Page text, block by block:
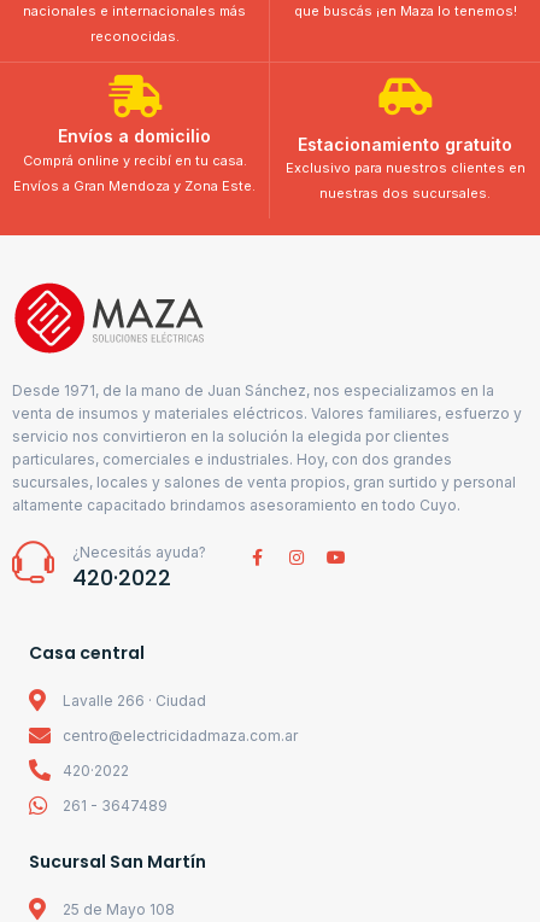
nacionales e internacionales más
reconocidas.
que buscás ¡en Maza lo tenemos!
Envíos a domicilio
Comprá online y recibí en tu casa.
Envíos a Gran Mendoza y Zona Este.
Estacionamiento gratuito
Exclusivo para nuestros clientes en
nuestras dos sucursales.
Desde 1971, de la mano de Juan Sánchez, nos especializamos en la
venta de insumos y materiales eléctricos. Valores familiares, esfuerzo y
servicio nos convirtieron en la solución la elegida por clientes
particulares, comerciales e industriales. Hoy, con dos grandes
sucursales, locales y salones de venta propios, gran surtido y personal
altamente capacitado brindamos asesoramiento en todo Cuyo.
¿Necesitás ayuda?
420·2022
Casa central
Lavalle 266 · Ciudad
centro@electricidadmaza.com.ar
420·2022
261 - 3647489
Sucursal San Martín
25 de Mayo 108